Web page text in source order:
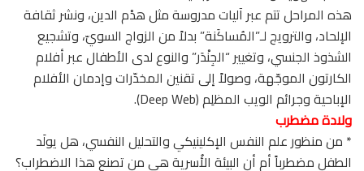
هذه المراحل تتم عبر آليات مدروسة مثل هدْم الدين، ونشر ثقافة
الإلحاد، والترويج لـ”المُساكَنة” بدلاً من الزواج السويّ، وتشجيع
الشذوذ الجنسي، وتغيير “الجِنْدَر” والنوع لدى الأطفال عبر أفلام
الكارتون الموجّهة، وصولاً إلى تقنين المخدّرات وإدمان الأفلام
الإباحية وجرائم الويب المظلِم (Deep Web).
ولادة مضطرب
* من منظور علم النفس الإكلينيكي والتحليل النفسي، هل يولَد
الطفل مضطرباً أم أن البيئة الأُسرية هي من تصنع هذا الاضطراب؟